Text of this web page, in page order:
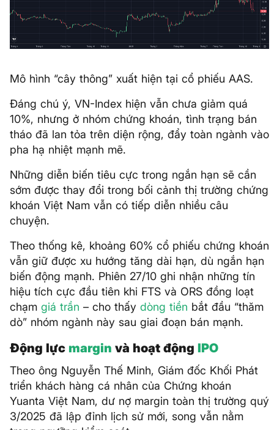
Mô hình “cây thông” xuất hiện tại cổ phiếu AAS.
Đáng chú ý, VN-Index hiện vẫn chưa giảm quá
10%, nhưng ở nhóm chứng khoán, tình trạng bán
tháo đã lan tỏa trên diện rộng, đẩy toàn ngành vào
pha hạ nhiệt mạnh mẽ.
Những diễn biến tiêu cực trong ngắn hạn sẽ cần
sớm được thay đổi trong bối cảnh thị trường chứng
khoán Việt Nam vẫn có tiếp diễn nhiều câu
chuyện.
Theo thống kê, khoảng 60% cổ phiếu chứng khoán
vẫn giữ được xu hướng tăng dài hạn, dù ngắn hạn
biến động mạnh. Phiên 27/10 ghi nhận những tín
hiệu tích cực đầu tiên khi FTS và ORS đồng loạt
chạm giá trần – cho thấy dòng tiền bắt đầu “thăm
dò” nhóm ngành này sau giai đoạn bán mạnh.
Động lực margin và hoạt động IPO
Theo ông Nguyễn Thế Minh, Giám đốc Khối Phát
triển khách hàng cá nhân của Chứng khoán
Yuanta Việt Nam, dư nợ margin toàn thị trường quý
3/2025 đã lập đỉnh lịch sử mới, song vẫn nằm